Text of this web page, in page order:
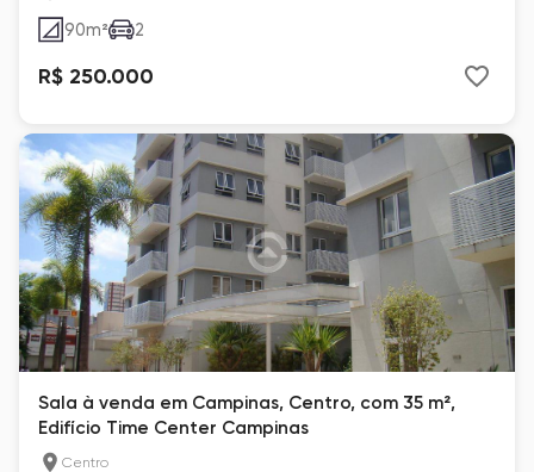
90m² 2
R$ 250.000
Sala à venda em Campinas, Centro, com 35 m²,
Edifício Time Center Campinas
Centro